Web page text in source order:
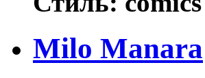
Milo Manara